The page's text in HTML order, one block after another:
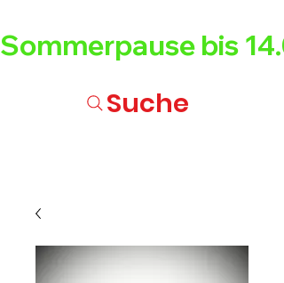
Sommerpause bis
Suche